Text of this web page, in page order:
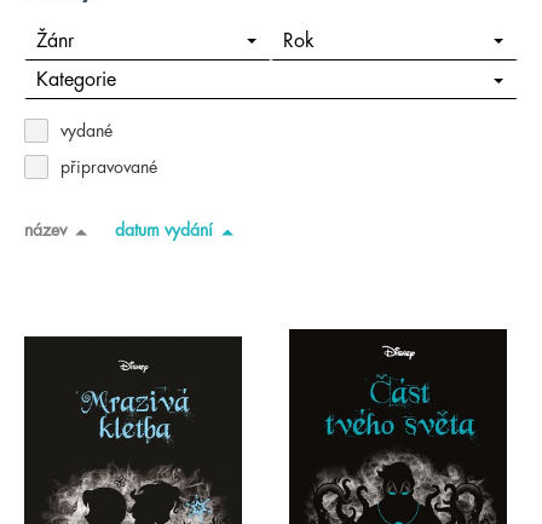
Žánr Rok
Kategorie
vydané
připravované
název datum vydání